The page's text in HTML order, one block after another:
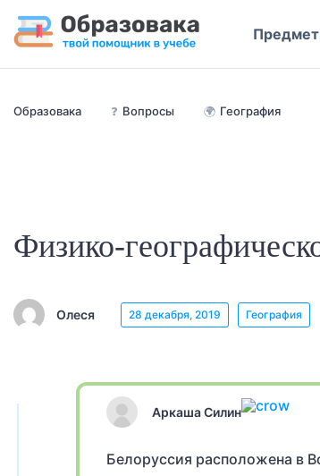
Образовака ❓ Вопросы 🌍 География
Физико-
Олеся 28 декабря, 2019 География
Аркаша Силин
Белоруссия расположена в